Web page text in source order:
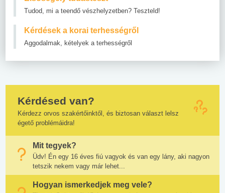
Tudod, mi a teendő vészhelyzetben? Teszteld!
Kérdések a korai terhességről
Aggodalmak, kételyek a terhességről
Kérdésed van?
Kérdezz orvos szakértőinktől, és biztosan választ lelsz
égető problémáidra!
Mit tegyek?
Üdv! Én egy 16 éves fiú vagyok és van egy lány, aki nagyon
tetszik nekem vagy már lehet...
Hogyan ismerkedjek meg vele?